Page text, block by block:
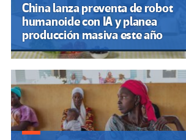
China lanza preventa de robot
humanoide con IA y planea
producción masiva este año